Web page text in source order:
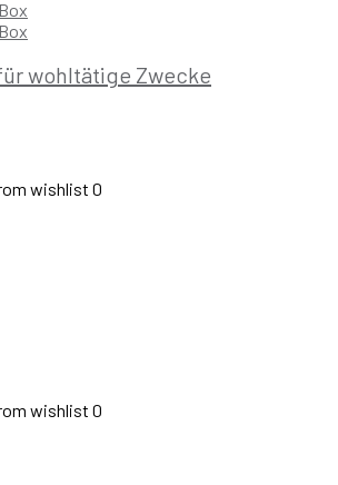
wohltätige Zwecke
wishlist 0
wishlist 0